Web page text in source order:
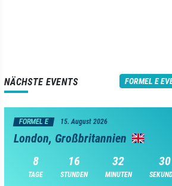
NÄCHSTE EVENTS FORMEL E
FORMEL E 15. August 2026
London, Großbritannien
8
TAGE
16
STUNDEN
32
MINUTEN
29